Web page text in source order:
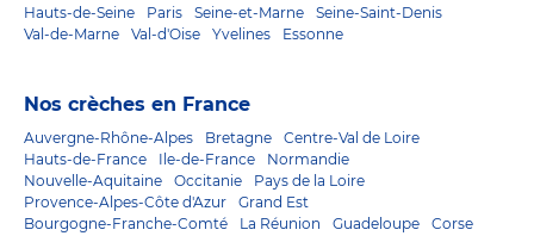
Hauts-de-Seine Paris Seine-et-Marne
Seine-Saint-Denis
Val-de-Marne
Val-d'Oise Yvelines Essonne
Nos crèches en France
Auvergne-Rhône-Alpes Bretagne
Centre-Val de Loire
Hauts-de-France
Ile-de-France
Normandie
Nouvelle-Aquitaine
Occitanie
Pays de la Loire
Provence-Alpes-Côte d'Azur
Grand Est
Bourgogne-Franche-Comté
La Réunion Guadeloupe Corse